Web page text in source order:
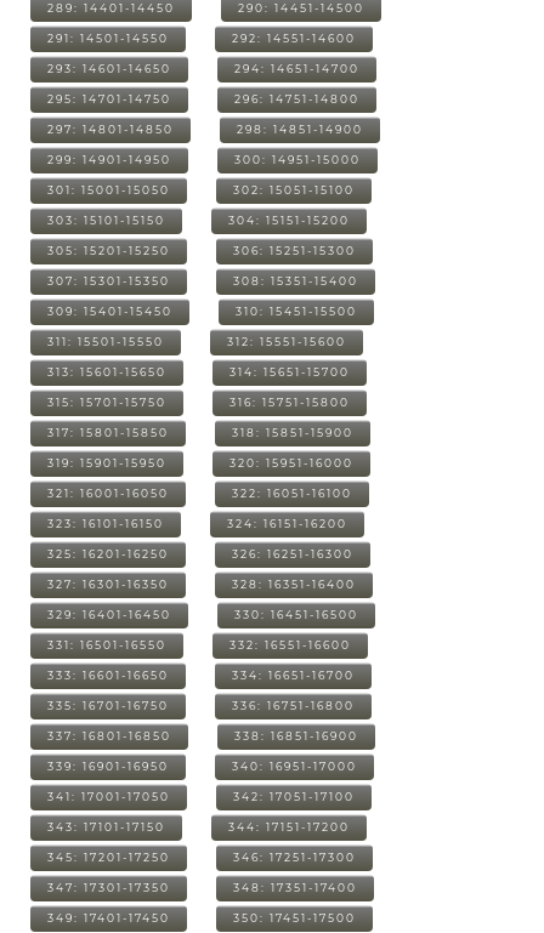
289: 14401-14450 290: 14451-14500
291: 14501-14550 292: 14551-14600
293: 14601-14650 294: 14651-14700
295: 14701-14750 296: 14751-14800
297: 14801-14850 298: 14851-14900
299: 14901-14950 300: 14951-15000
301: 15001-15050 302: 15051-15100
303: 15101-15150 304: 15151-15200
305: 15201-15250 306: 15251-15300
307: 15301-15350 308: 15351-15400
309: 15401-15450 310: 15451-15500
311: 15501-15550 312: 15551-15600
313: 15601-15650 314: 15651-15700
315: 15701-15750 316: 15751-15800
317: 15801-15850 318: 15851-15900
319: 15901-15950 320: 15951-16000
321: 16001-16050 322: 16051-16100
323: 16101-16150 324: 16151-16200
325: 16201-16250 326: 16251-16300
327: 16301-16350 328: 16351-16400
329: 16401-16450 330: 16451-16500
331: 16501-16550 332: 16551-16600
333: 16601-16650 334: 16651-16700
335: 16701-16750 336: 16751-16800
337: 16801-16850 338: 16851-16900
339: 16901-16950 340: 16951-17000
341: 17001-17050 342: 17051-17100
343: 17101-17150 344: 17151-17200
345: 17201-17250 346: 17251-17300
347: 17301-17350 348: 17351-17400
349: 17401-17450 350: 17451-17500